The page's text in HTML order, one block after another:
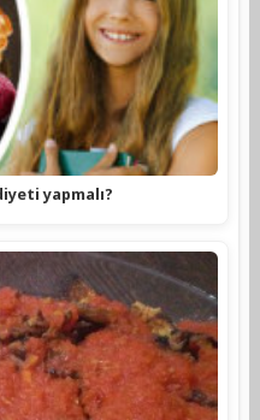
yapmalı?